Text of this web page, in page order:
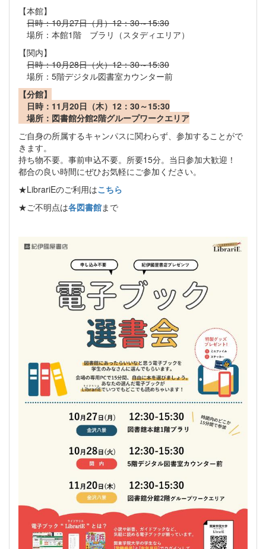
【本館】
日時：10月27日（月）12：30～15:30
場所：本館1階 ブラリ（スタディエリア）
【関内】
日時：10月28日（火）12：30～15:30
場所：5階デジタル図書室カウンター前
【分館】
日時：11月20日（木）12：30～15:30
場所：図書館分館2階グループワークエリア
ご自身の所属するキャンパスに関わらず、参加することがで
きます。
持ち物不要。事前申込不要。所要15分。当日参加大歓迎！
都合の良い時間にぜひお気軽にご参加ください。
★LibrariEのご利用はこちら
★ご不明点は各図書館まで